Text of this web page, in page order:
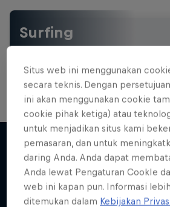
Surfing
Lebih banyak seperti
WSL
The latest action from the
Tour
1 Season · 6
SURFING
Inside Pro
Come backstage on the
Championship
2 Seasons · 18
Situs web ini menggunakan
secara teknis. Dengan
ini akan menggunakan cookie
cookie pihak ketiga) atau
untuk menjadikan situs kami
pemasaran, dan untuk
daring Anda. Anda dapat
Anda lewat Pengaturan CookIe
web ini kapan pun. Informasi
ditemukan dalam Kebijakan